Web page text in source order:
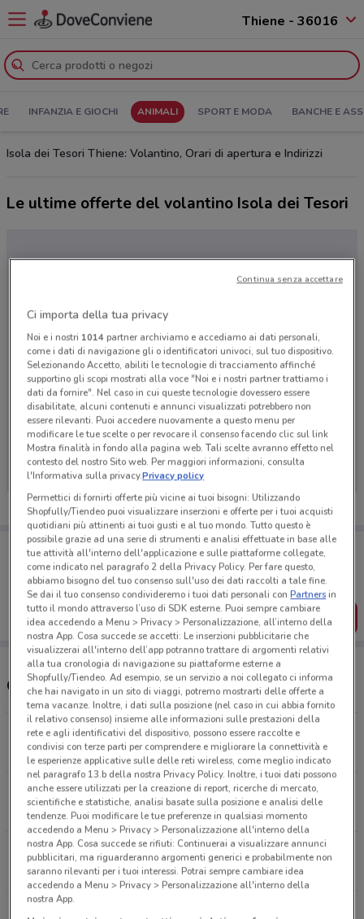
Thiene - 36016
INFANZIA E GIOCHI ANIMALI SPORT E MODA BANCHE E
Isola dei Tesori Thiene: Volantino, Orari di apertura e Indirizzi
Le ultime offerte del volantino Isola dei Tesori
Ci dispiace, al momento non abbiamo pubblicato
volantini nella tua zona. Riprova più tardi.
Porta DoveConviene sempre con te!
Puoi trovare le migliori offerte dei negozi vicino a te,
salvarle e creare la tua lista del risparmio, comodamente
dal tuo cellulare.
SCARICA L’APP
Orari e negozi Isola dei Tesori
Via Marosticana 356 Dueville
9.7 km
CHIUSO
Via Brigata Sassari 18 Marostica
13.1 km
CHIUSO
Via Pigafetta 39/B-C Cornedo Vicentino
16.4 km
CHIUSO
Ci importa della tua privacy
Noi e i nostri 1014partner archiviamo e accediamo ai dati personali,
come i dati di navigazione gli o identificatori univoci, sul tuo dispositivo.
Selezionando Accetto, abiliti le tecnologie di tracciamento affinché
supportino gli scopi mostrati alla voce "Noi e i nostri partner trattiamo i
dati da fornire". Nel caso in cui queste tecnologie dovessero essere
disabilitate, alcuni contenuti e annunci visualizzati potrebbero non
essere rilevanti. Puoi accedere nuovamente a questo menu per
modificare le tue scelte o per revocare il consenso facendo clic sul link
Mostra finalità in fondo alla pagina web. Tali scelte avranno effetto nel
contesto del nostro Sito web. Per maggiori informazioni, consulta
l'Informativa sulla privacy.Privacy policy
Permettici di fornirti offerte più vicine ai tuoi bisogni: Utilizzando
Shopfully/Tiendeo puoi visualizzare inserzioni e offerte per i tuoi acquisti
quotidiani più attinenti ai tuoi gusti e al tuo mondo. Tutto questo è
possibile grazie ad una serie di strumenti e analisi effettuate in base alle
tue attività all'interno dell'applicazione e sulle piattaforme collegate,
come indicato nel paragrafo 2 della Privacy Policy. Per fare questo,
abbiamo bisogno del tuo consenso sull'uso dei dati raccolti a tale fine.
Se dai il tuo consenso condivideremo i tuoi dati personali conPartnersin
tutto il mondo attraverso l’uso di SDK esterne. Puoi sempre cambiare
idea accedendo a Menu > Privacy > Personalizzazione, all’interno della
nostra App. Cosa succede se accetti: Le inserzioni pubblicitarie che
visualizzerai all'interno dell’app potranno trattare di argomenti relativi
alla tua cronologia di navigazione su piattaforme esterne a
Shopfully/Tiendeo. Ad esempio, se un servizio a noi collegato ci informa
che hai navigato in un sito di viaggi, potremo mostrarti delle offerte a
tema vacanze. Inoltre, i dati sulla posizione (nel caso in cui abbia fornito
il relativo consenso) insieme alle informazioni sulle prestazioni della
rete e agli identificativi del dispositivo, possono essere raccolte e
condivisi con terze parti per comprendere e migliorare la connettività e
le esperienze applicative sulle delle reti wireless, come meglio indicato
nel paragrafo 13.b della nostra Privacy Policy. Inoltre, i tuoi dati possono
anche essere utilizzati per la creazione di report, ricerche di mercato,
scientifiche e statistiche, analisi basate sulla posizione e analisi delle
tendenze. Puoi modificare le tue preferenze in qualsiasi momento
accedendo a Menu > Privacy > Personalizzazione all'interno della
nostra App. Cosa succede se rifiuti: Continuerai a visualizzare annunci
pubblicitari, ma riguarderanno argomenti generici e probabilmente non
saranno rilevanti per i tuoi interessi. Potrai sempre cambiare idea
accedendo a Menu > Privacy > Personalizzazione all'interno della
nostra App.
Continua senza accettare